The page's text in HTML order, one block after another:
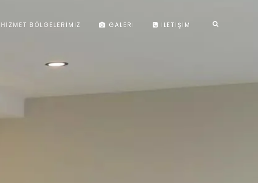
HIZMET BÖLGELERIMIZ GALERI İLETIŞIM